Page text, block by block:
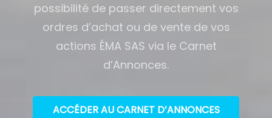
possibilité de passer directement vos
ordres d’achat ou de vente de vos
actions ÉMA SAS via le Carnet
d’Annonces.
ACCÉDER AU CARNET D’ANNONCES